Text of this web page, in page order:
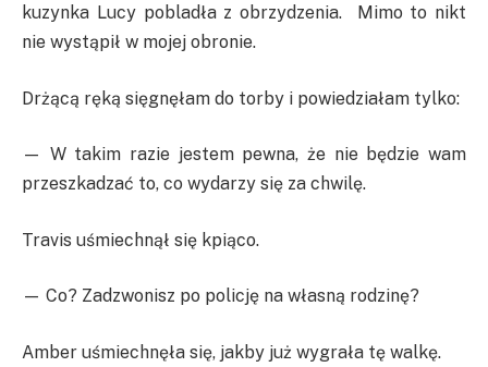
kuzynka Lucy pobladła z obrzydzenia. Mimo to nikt
nie wystąpił w mojej obronie.
Drżącą ręką sięgnęłam do torby i powiedziałam tylko:
— W takim razie jestem pewna, że nie będzie wam
przeszkadzać to, co wydarzy się za chwilę.
Travis uśmiechnął się kpiąco.
— Co? Zadzwonisz po policję na własną rodzinę?
Amber uśmiechnęła się, jakby już wygrała tę walkę.